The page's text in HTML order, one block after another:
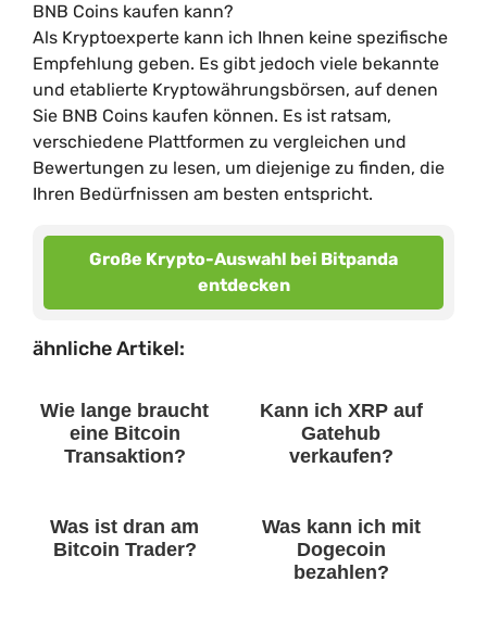
BNB Coins kaufen kann?
Als Kryptoexperte kann ich Ihnen keine spezifische
Empfehlung geben. Es gibt jedoch viele bekannte
und etablierte Kryptowährungsbörsen, auf denen
Sie BNB Coins kaufen können. Es ist ratsam,
verschiedene Plattformen zu vergleichen und
Bewertungen zu lesen, um diejenige zu finden, die
Ihren Bedürfnissen am besten entspricht.
Große Krypto-Auswahl bei Bitpanda
entdecken
ähnliche Artikel:
Wie lange braucht
eine Bitcoin
Transaktion?
Kann ich XRP auf
Gatehub
verkaufen?
Was ist dran am
Bitcoin Trader?
Was kann ich mit
Dogecoin
bezahlen?